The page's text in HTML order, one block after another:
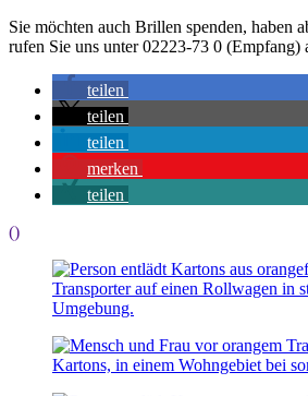
Sie möchten auch Brillen spenden, haben
rufen Sie uns unter 02223-73 0 (Empfang)
teilen
teilen
teilen
merken
teilen
()